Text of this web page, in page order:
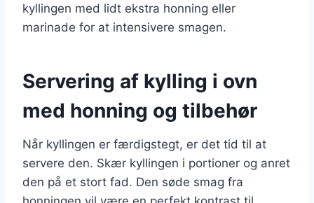
kyllingen med lidt ekstra honning eller
marinade for at intensivere smagen.
Servering af kylling i ovn
med honning og tilbehør
Når kyllingen er færdigstegt, er det tid til at
servere den. Skær kyllingen i portioner og anret
den på et stort fad. Den søde smag fra